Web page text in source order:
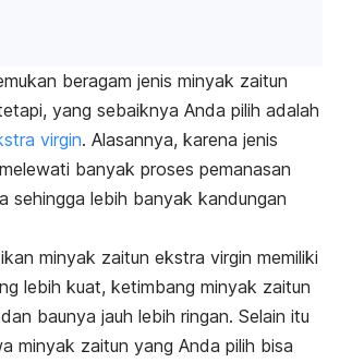
beragam jenis minyak zaitun
yang sebaiknya Anda pilih adalah
virgin. Alasannya, karena jenis
banyak proses pemanasan
sehingga lebih banyak kandungan
minyak zaitun ekstra virgin memiliki
lebih kuat, ketimbang minyak zaitun
baunya jauh lebih ringan. Selain itu
minyak zaitun yang Anda pilih bisa